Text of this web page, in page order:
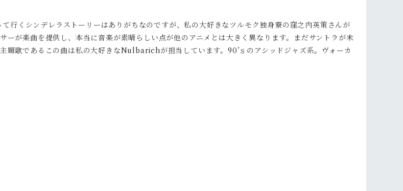
行くシンデレラストーリーはありがちなのですが、私の大好きなツルモク独身寮の窪之内英策さんが
が楽曲を提供し、本当に音楽が素晴らしい点が他のアニメとは大きく異なります。まだサントラが未
題歌であるこの曲は私の大好きなNulbarichが担当しています。90’ｓのアシッドジャズ系。ヴォーカ